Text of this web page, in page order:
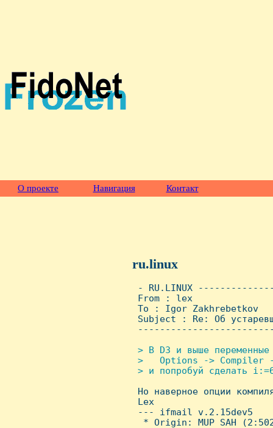
О проекте Навигация Контакт
ru.linux
- RU.LINUX
From : lex
To : Igor Zakhrebetkov
Subject : Re: Об
> В D3 и выше переменные
>   Options -> Compiler
> и попробуй сделать
Hо наверное опции
Lex
--- ifmail v.2.15dev5
* Origin: MUP SAH